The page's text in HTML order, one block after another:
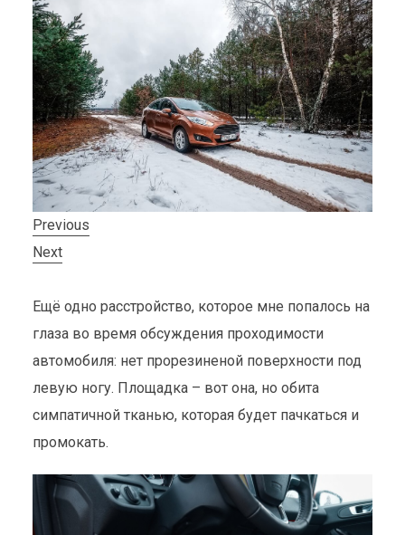
Previous
Next
Ещё одно расстройство, которое мне попалось на
глаза во время обсуждения проходимости
автомобиля: нет прорезиненой поверхности под
левую ногу. Площадка – вот она, но обита
симпатичной тканью, которая будет пачкаться и
промокать.